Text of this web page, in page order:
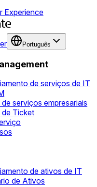
Experience
Português
de serviços de IT
serviços empresariais
de Ticket
de ativos de IT
de Ativos